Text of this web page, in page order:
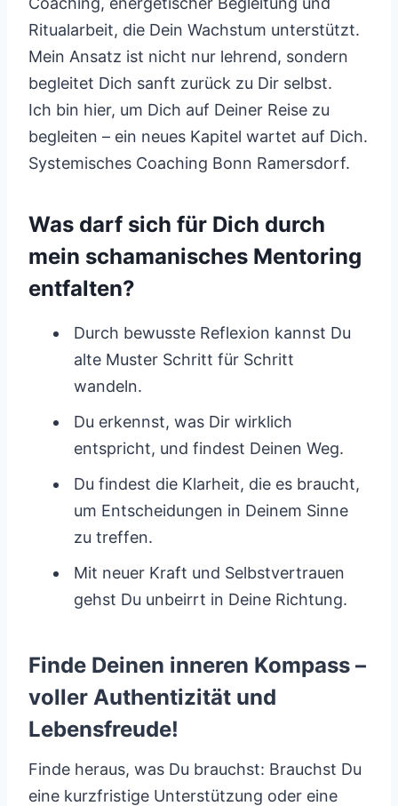
Ritualarbeit, die Dein Wachstum unterstützt.
Mein Ansatz ist nicht nur lehrend, sondern
begleitet Dich sanft zurück zu Dir selbst.
Ich bin hier, um Dich auf Deiner Reise zu
begleiten – ein neues Kapitel wartet auf Dich.
Systemisches Coaching Bonn Ramersdorf.
Was darf sich für Dich durch
mein schamanisches Mentoring
entfalten?
Durch bewusste Reflexion kannst Du
alte Muster Schritt für Schritt
wandeln.
Du erkennst, was Dir wirklich
entspricht, und findest Deinen Weg.
Du findest die Klarheit, die es braucht,
um Entscheidungen in Deinem Sinne
zu treffen.
Mit neuer Kraft und Selbstvertrauen
gehst Du unbeirrt in Deine Richtung.
Finde Deinen inneren Kompass –
voller Authentizität und
Lebensfreude!
Finde heraus, was Du brauchst: Brauchst Du
eine kurzfristige Unterstützung oder eine